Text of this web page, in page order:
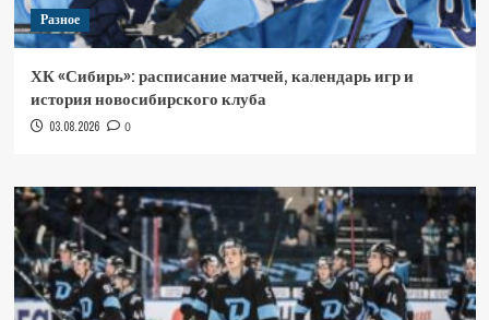
Разное
ХК «Сибирь»: расписание матчей, календарь игр и
история новосибирского клуба
03.08.2026 0